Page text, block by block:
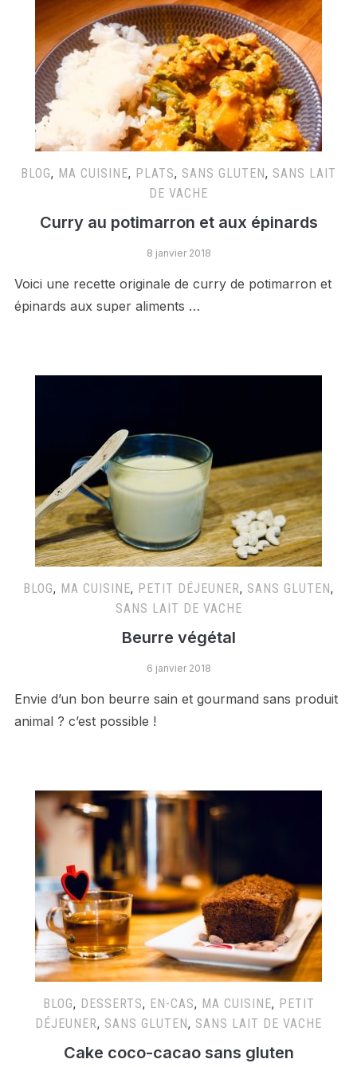
BLOG, MA CUISINE, PLATS, SANS GLUTEN, SANS LAIT
DE VACHE
Curry au potimarron et aux épinards
8 janvier 2018
Voici une recette originale de curry de potimarron et
épinards aux super aliments …
BLOG, MA CUISINE, PETIT DÉJEUNER, SANS GLUTEN,
SANS LAIT DE VACHE
Beurre végétal
6 janvier 2018
Envie d’un bon beurre sain et gourmand sans produit
animal ? c’est possible !
BLOG, DESSERTS, EN-CAS, MA CUISINE, PETIT
DÉJEUNER, SANS GLUTEN, SANS LAIT DE VACHE
Cake coco-cacao sans gluten